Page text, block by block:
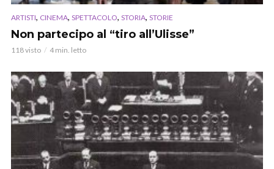
ARTISTI, CINEMA, SPETTACOLO, STORIA, STORIE
Non partecipo al “tiro all’Ulisse”
118 visto 4 min. letto